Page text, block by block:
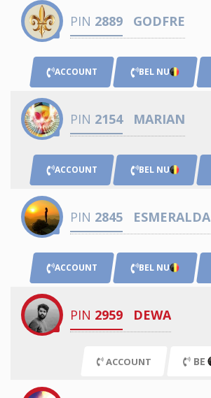
PIN 2889 GODFRE
ACCOUNT BEL NU
PIN 2154 MARIAN
ACCOUNT BEL NU
PIN 2845 ESMERALDA
ACCOUNT BEL NU
PIN 2959 DEWA
ACCOUNT BE